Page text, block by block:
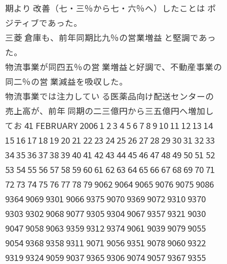
期より 改善（七・三％から七・六％へ）したことは ポ
ジティブであった。
三菱 倉庫も、前年同期比九％の営業増益 と堅調であっ
た。
物流事業が同四五％の営 業増益と好調で、不動産事業の
同二％の営 業減益を吸収した。
物流事業では注力してい る医薬品向け配送センターの
売上高が、前年 同期の二三億円から三五億円へ増加し
てお 41 FEBRUARY 2006 1 2 3 4 5 6 7 8 9 10 11 12 13 14
15 16 17 18 19 20 21 22 23 24 25 26 27 28 29 30 31 32 33
34 35 36 37 38 39 40 41 42 43 44 45 46 47 48 49 50 51 52
53 54 55 56 57 58 59 60 61 62 63 64 65 66 67 68 69 70 71
72 73 74 75 76 77 78 79 9062 9064 9065 9076 9075 9086
9364 9069 9301 9066 9375 9070 9369 9072 9310 9370
9303 9302 9068 9077 9305 9304 9067 9357 9321 9030
9047 9058 9063 9359 9312 9374 9061 9039 9079 9055
9054 9368 9358 9311 9071 9056 9351 9078 9060 9322
9319 9324 9059 9037 9365 9306 9074 9057 9367 9355